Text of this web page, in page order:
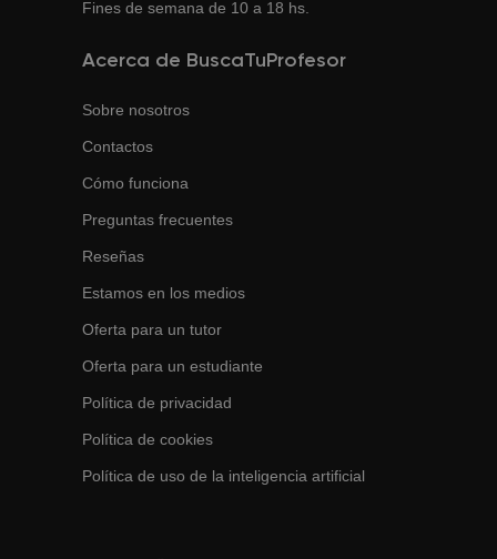
Fines de semana de 10 a 18 hs.
Acerca de BuscaTuProfesor
Sobre nosotros
Contactos
Cómo funciona
Preguntas frecuentes
Reseñas
Estamos en los medios
Oferta para un tutor
Oferta para un estudiante
Política de privacidad
Política de cookies
Política de uso de la inteligencia artificial